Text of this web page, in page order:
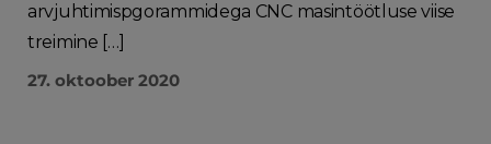
arvjuhtimispgorammidega CNC masintöötluse viise
treimine […]
27. oktoober 2020